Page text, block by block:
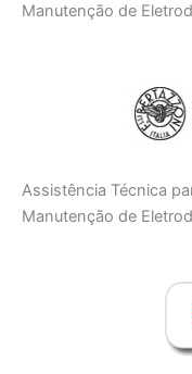
Manutenção de
Assistência Técnica
Manutenção de